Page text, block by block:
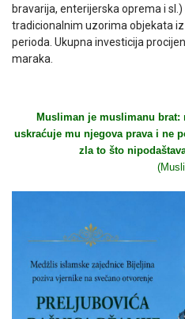
bravarija, enterijerska oprema i
tradicionalnim uzorima objekata
perioda. Ukupna investicija
maraka.
Musliman je muslimanu brat:
uskraćuje mu njegova prava i ne
zla to što